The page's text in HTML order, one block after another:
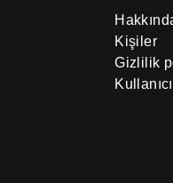
Kişiler
Gizlilik